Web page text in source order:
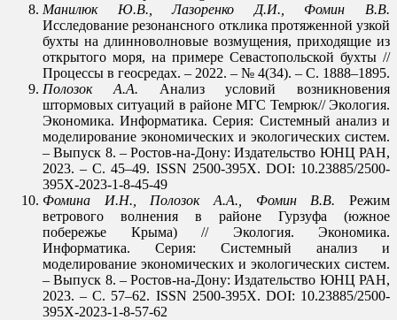
Манилюк Ю.В., Лазоренко Д.И., Фомин В.В.
Исследование резонансного отклика протяженной узкой
бухты на длинноволновые возмущения, приходящие из
открытого моря, на примере Севастопольской бухты //
Процессы в геосредах. – 2022. – № 4(34). – С. 1888–1895.
Полозок А.А. Анализ условий возникновения
штормовых ситуаций в районе МГС Темрюк// Экология.
Экономика. Информатика. Серия: Системный анализ и
моделирование экономических и экологических систем.
– Выпуск 8. – Ростов-на-Дону: Издательство ЮНЦ РАН,
2023. – С. 45–49. ISSN 2500-395X. DOI: 10.23885/2500-
395Х-2023-1-8-45-49
Фомина И.Н., Полозок А.А., Фомин В.В. Режим
ветрового волнения в районе Гурзуфа (южное
побережье Крыма) // Экология. Экономика.
Информатика. Серия: Системный анализ и
моделирование экономических и экологических систем.
– Выпуск 8. – Ростов-на-Дону: Издательство ЮНЦ РАН,
2023. – С. 57–62. ISSN 2500-395X. DOI: 10.23885/2500-
395Х-2023-1-8-57-62